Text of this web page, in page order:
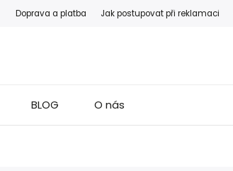
Doprava a platba Jak postupovat při reklamaci
BLOG O nás